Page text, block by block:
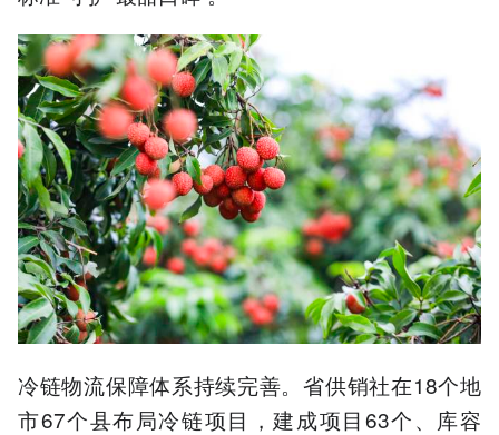
冷链物流保障体系持续完善。省供销社在18个地
市67个县布局冷链项目，建成项目63个、库容